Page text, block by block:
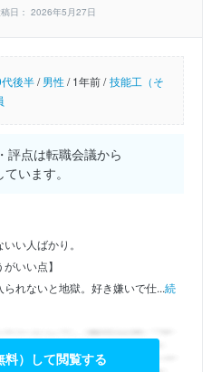
日： 2026年5月27日
後半/男性/1年前 / 技能工（そ
評点は転職会議から
います。
い人ばかり。
いい点】
れないと地獄。好き嫌いで仕...続
料）して閲覧する